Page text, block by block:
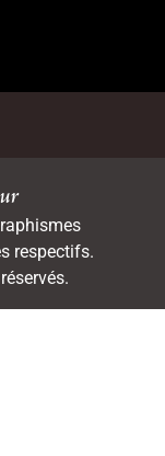
respectifs.